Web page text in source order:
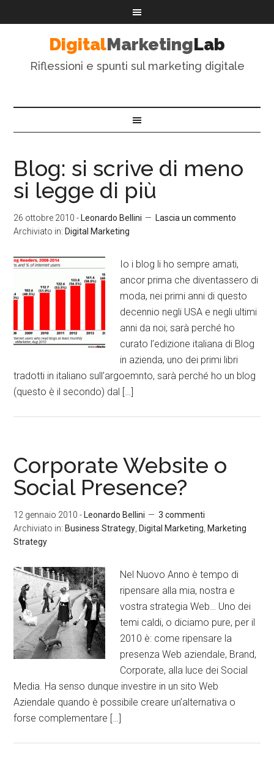
DigitalMarketingLab
Riflessioni e spunti sul marketing digitale
Blog: si scrive di meno
si legge di più
26 ottobre 2010 - Leonardo Bellini
Lascia un commento
Archiviato in: Digital Marketing
Io i blog li ho sempre amati,
ancor prima che diventassero di
moda, nei primi anni di questo
decennio negli USA e negli ultimi
anni da noi; sarà perché ho
curato l’edizione italiana di Blog
in azienda, uno dei primi libri
tradotti in italiano sull’argoemnto, sarà perché ho un blog
(questo è il secondo) dal […]
Corporate Website o
Social Presence?
12 gennaio 2010 - Leonardo Bellini
3 commenti
Archiviato in: Business Strategy Digital Marketing Marketing
Strategy
Nel Nuovo Anno è tempo di
ripensare alla mia, nostra e
vostra strategia Web… Uno dei
temi caldi, o diciamo pure, per il
2010 è: come ripensare la
presenza Web aziendale, Brand,
Corporate, alla luce dei Social
Media. Ha senso dunque investire in un sito Web
Aziendale quando è possibile creare un’alternativa o
forse complementare […]